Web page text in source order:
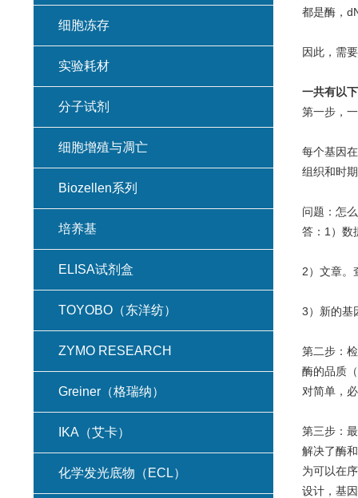
都是酶，
因此，需
一共有以
第一步，
每个基因
组织和时
问题：怎
答：1）数
2）文章。
3）新的基
第二步：
酶的品质
对简单，
第三步：
解决了酶
为可以在
设计，基
细胞冻存
实验耗材
分子试剂
细胞增殖与凋亡
Biozellen系列
培养基
ELISA试剂盒
TOYOBO（东洋纺）
ZYMO RESEARCH
Greiner（格瑞纳）
IKA（艾卡）
化学发光底物（ECL）